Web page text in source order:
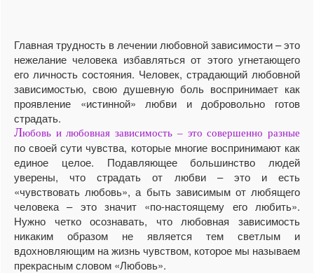
Главная трудность в лечении любовной зависимости – это
нежелание человека избавляться от этого угнетающего
его личность состояния. Человек, страдающий любовной
зависимостью, свою душевную боль воспринимает как
проявление «истинной» любви и добровольно готов
страдать.
Любовь и любовная зависимость – это совершенно разные
по своей сути чувства, которые многие воспринимают как
единое целое. Подавляющее большинство людей
уверены, что страдать от любви – это и есть
«чувствовать любовь», а быть зависимым от любящего
человека – это значит «по-настоящему его любить».
Нужно четко осознавать, что любовная зависимость
никаким образом не является тем светлым и
вдохновляющим на жизнь чувством, которое мы называем
прекрасным словом «Любовь».